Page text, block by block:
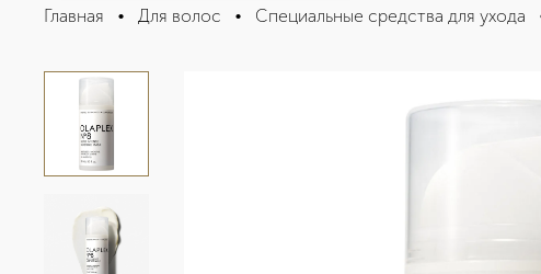
No.8 Bond Repair Moisture Mask Увлажняющая бонд-маска
Главная • Для волос • Специальные средства для ухода